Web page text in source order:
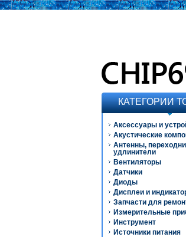
КАТЕГОРИИ
Аксессуары и
Акустические
Антенны,
удлинители
Вентиляторы
Датчики
Диоды
Дисплеи и
Запчасти для
Измерительные
Инструмент
Источники питания